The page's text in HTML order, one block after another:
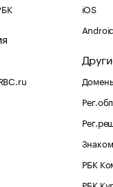
iOS
РБК
РБК